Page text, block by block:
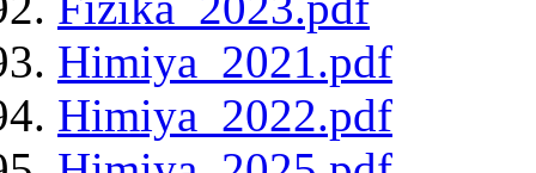
Himiya_2021.pdf
Himiya_2022.pdf